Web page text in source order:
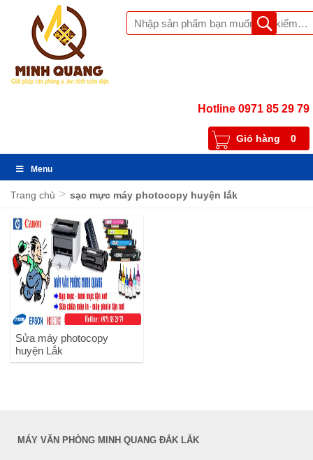
Hotline 0971 85 29 79
Giỏ hàng 0
Menu
Trang chủ > sạc mực máy photocopy huyện lắk
Sửa máy photocopy
huyện Lắk
MÁY VĂN PHÒNG MINH QUANG ĐẮK LẮK